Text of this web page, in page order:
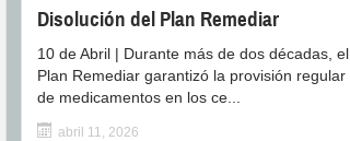
Disolución del Plan Remediar
10 de Abril | Durante más de dos décadas, el
Plan Remediar garantizó la provisión regular
de medicamentos en los ce...
abril 11, 2026